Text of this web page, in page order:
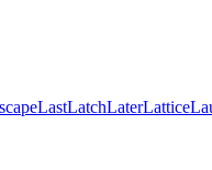
LastLatchLaterLattice